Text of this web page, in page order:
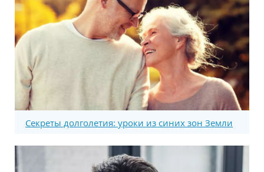
Секреты долголетия: уроки из синих зон Земли